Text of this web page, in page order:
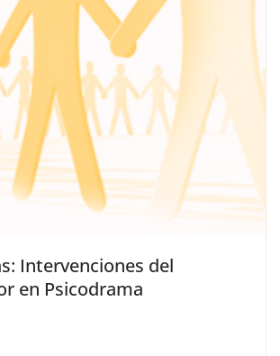
Intervenciones del
en Psicodrama